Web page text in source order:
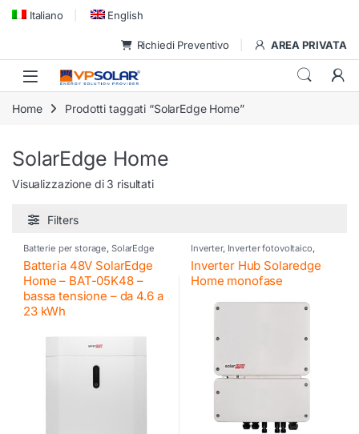
Skip to navigation
Skip to content
Italiano English
Richiedi Preventivo AREA PRIVATA
Home Prodotti taggati “SolarEdge Home”
SolarEdge Home
Visualizzazione di 3 risultati
Filters
Batterie per storage, SolarEdge
Batteria 48V SolarEdge
Home – BAT-05K48 –
bassa tensione – da 4.6 a
23 kWh
Inverter, Inverter fotovoltaico,
Inverter ibrido
residenziali SE,SolarEdge,
SolarEdge
Inverter Hub Solaredge
Home monofase